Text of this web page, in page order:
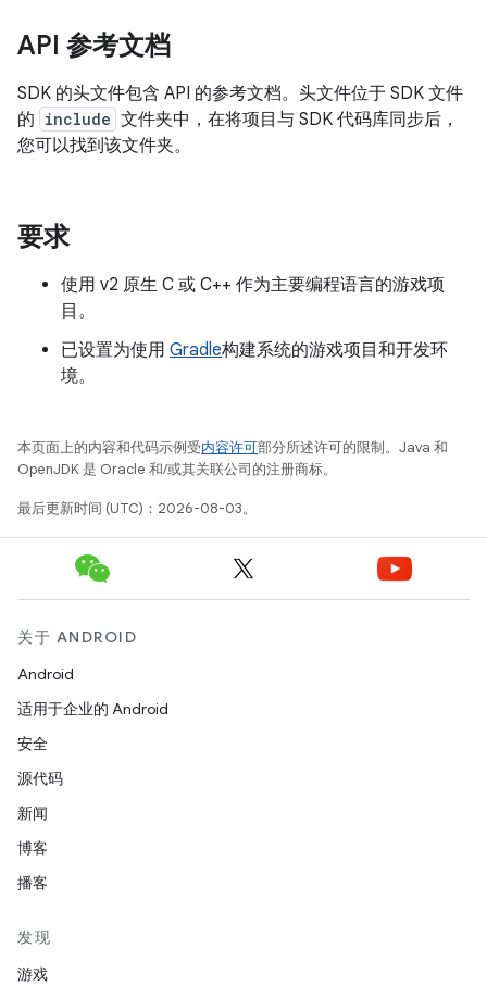
API 参考文档
SDK 的头文件包含 API 的参考文档。头文件位于 SDK 文件
的 include 文件夹中，在将项目与 SDK 代码库同步后，
您可以找到该文件夹。
要求
使用 v2 原生 C 或 C++ 作为主要编程语言的游戏项
目。
已设置为使用 Gradle构建系统的游戏项目和开发环
境。
本页面上的内容和代码示例受内容许可部分所述许可的限制。Java 和
OpenJDK 是 Oracle 和/或其关联公司的注册商标。
最后更新时间 (UTC)：2026-08-03。
关于 ANDROID
Android
适用于企业的 Android
安全
源代码
新闻
博客
播客
发现
游戏